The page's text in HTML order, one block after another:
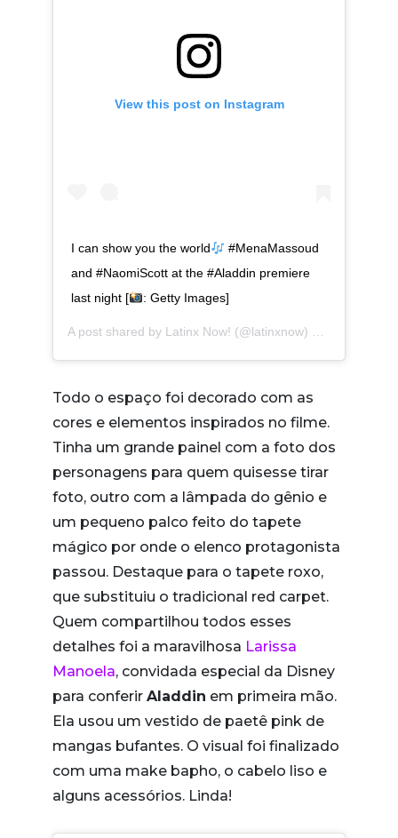
View this post on Instagram
I can show you the world
#MenaMassoud
and #NaomiScott at the #Aladdin premiere
last night [
: Getty Images]
A post shared by Latinx Now! (@latinxnow) on
Todo o espaço foi decorado com as
cores e elementos inspirados no filme.
Tinha um grande painel com a foto dos
personagens para quem quisesse tirar
foto, outro com a lâmpada do gênio e
um pequeno palco feito do tapete
mágico por onde o elenco protagonista
passou. Destaque para o tapete roxo,
que substituiu o tradicional red carpet.
Quem compartilhou todos esses
detalhes foi a maravilhosa Larissa
Manoela, convidada especial da Disney
para conferir Aladdin em primeira mão.
Ela usou um vestido de paetê pink de
mangas bufantes. O visual foi finalizado
com uma make bapho, o cabelo liso e
alguns acessórios. Linda!